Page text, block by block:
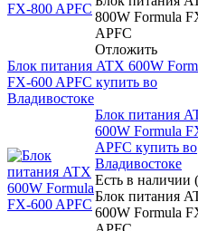
800W Formula
APFC
Отложить
Блок питания ATX 600W
FX-600 APFC купить во
Владивостоке
Блок питания
600W Formula
APFC купить во
Владивостоке
Есть в наличии
Блок питания
600W Formula